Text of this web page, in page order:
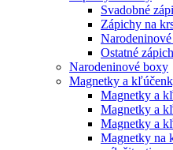
Svadobné
Zápichy na
Ostatné
Narodeninové boxy
Magnetky a
Magnetky a
Magnetky a
Magnetky a
Magnetky na